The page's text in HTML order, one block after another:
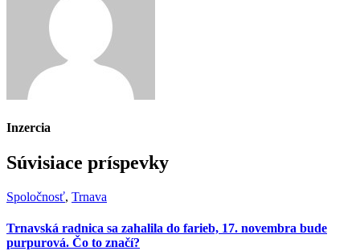
Inzercia
Súvisiace príspevky
Spoločnosť, Trnava
Trnavská radnica sa zahalila do farieb, 17. novembra bude
purpurová. Čo to značí?